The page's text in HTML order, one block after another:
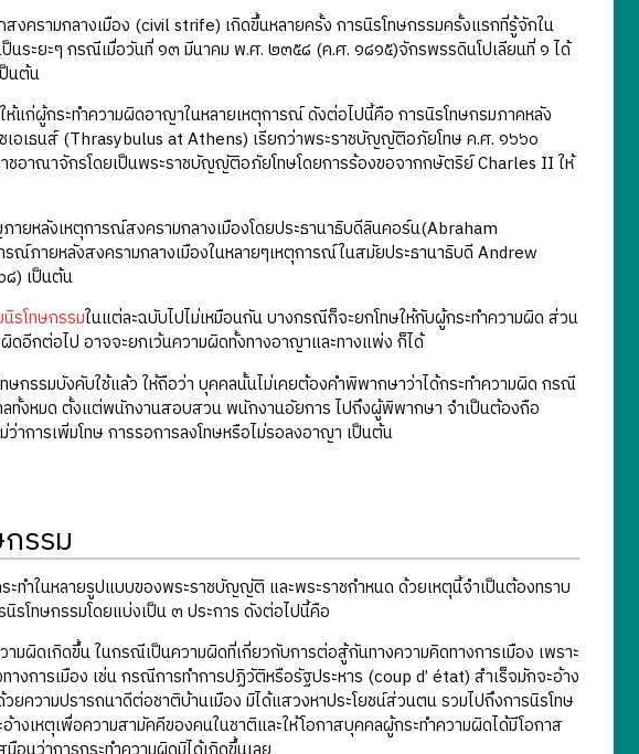
งครามกลางเมือง (civil strife) เกิดขึ้นหลายครั้ง การนิรโทษกรรมครั้งแรกที่รู้จักใน
ระยะๆ กรณีเมื่อวันที่ ๑๓ มีนาคม พ.ศ. ๒๓๕๘ (ค.ศ. ๑๘๑๕)จักรพรรดินโปเลียนที่ ๑ ได้
นต้น
แก่ผู้กระทำความผิดอาญาในหลายเหตุการณ์ ดังต่อไปนี้คือ การนิรโทษกรมภาคหลัง
เอเธนส์ (Thrasybulus at Athens) เรียกว่าพระราชบัญญัติอภัยโทษ ค.ศ. ๑๖๖๐
อาณาจักรโดยเป็นพระราชบัญญัติอภัยโทษโดยการร้องขอจากกษัตริย์ Charles II ให้
ายหลังเหตุการณ์สงครามกลางเมืองโดยประธานาธิบดีลินคอร์น(Abraham
ภายหลังสงครามกลางเมืองในหลายๆเหตุการณ์ในสมัยประธานาธิบดี Andrew
) เป็นต้น
รโทษกรรมในแต่ละฉบับไปไม่เหมือนกัน บางกรณีก็จะยกโทษให้กับผู้กระทำความผิด ส่วน
อีกต่อไป อาจจะยกเว้นความผิดทั้งทางอาญาและทางแพ่ง ก็ได้
กรรมบังคับใช้แล้ว ให้ถือว่า บุคคลนั้นไม่เคยต้องคำพิพากษาว่าได้กระทำความผิด กรณี
ลทั้งหมด ตั้งแต่พนักงานสอบสวน พนักงานอัยการ ไปถึงผู้พิพากษา จำเป็นต้องถือ
การเพิ่มโทษ การรอการลงโทษหรือไม่รอลงอาญา เป็นต้น
รรม
ทำในหลายรูปแบบของพระราชบัญญัติ และพระราชกำหนด ด้วยเหตุนี้จำเป็นต้องทราบ
รโทษกรรมโดยแบ่งเป็น ๓ ประการ ดังต่อไปนี้คือ
มผิดเกิดขึ้น ในกรณีเป็นความผิดที่เกี่ยวกับการต่อสู้กันทางความคิดทางการเมือง เพราะ
งการเมือง เช่น กรณีการทำการปฏิวัติหรือรัฐประหาร (coup d’ état) สำเร็จมักจะอ้าง
ยความปรารถนาดีต่อชาติบ้านเมือง มิได้แสวงหาประโยชน์ส่วนตน รวมไปถึงการนิรโทษ
งเหตุเพื่อความสามัคคีของคนในชาติและให้โอกาสบุคคลผู้กระทำความผิดได้มีโอกาส